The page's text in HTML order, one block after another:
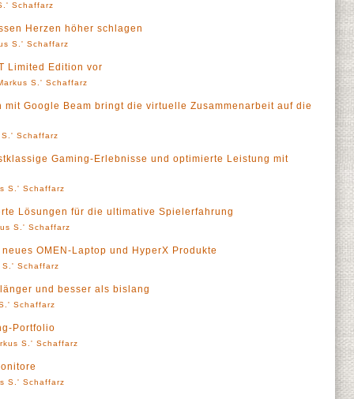
Schaffarz
Herzen höher schlagen
S.' Schaffarz
Limited Edition vor
S.' Schaffarz
mit Google Beam bringt die virtuelle Zusammenarbeit auf die
S.' Schaffarz
Gaming-Erlebnisse und optimierte Leistung mit
S.' Schaffarz
Lösungen für die ultimative Spielerfahrung
S.' Schaffarz
OMEN-Laptop und HyperX Produkte
S.' Schaffarz
und besser als bislang
Schaffarz
Portfolio
S.' Schaffarz
S.' Schaffarz